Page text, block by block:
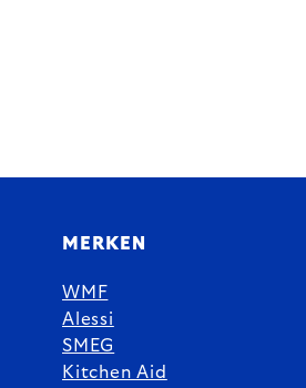
MERKEN
WMF
Alessi
SMEG
Kitchen Aid